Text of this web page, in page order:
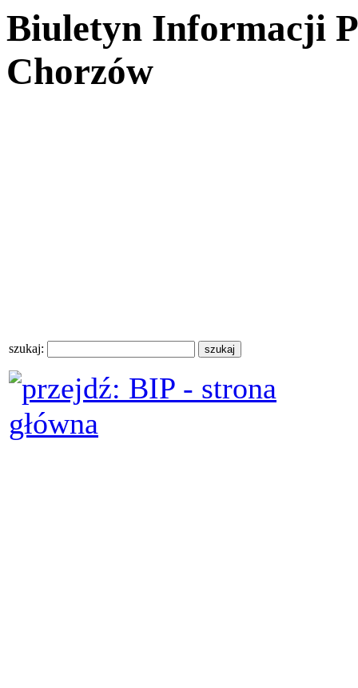
Biuletyn Informacji
Chorzów
szukaj: